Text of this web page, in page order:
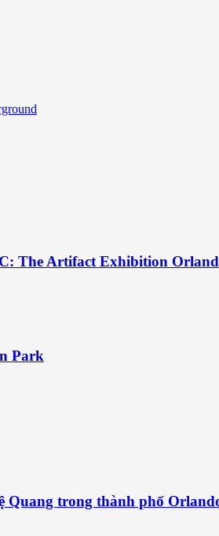
The Artifact Exhibition
Park
trong thành phố